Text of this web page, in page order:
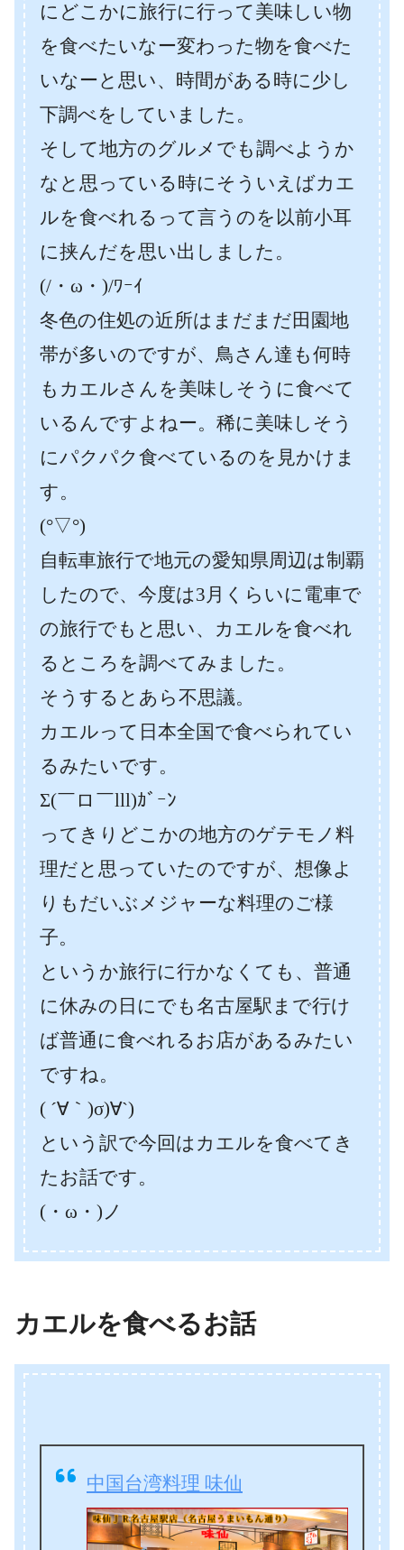
にどこかに旅行に行って美味しい物
を食べたいなー変わった物を食べた
いなーと思い、時間がある時に少し
下調べをしていました。
そして地方のグルメでも調べようか
なと思っている時にそういえばカエ
ルを食べれるって言うのを以前小耳
に挟んだを思い出しました。
(/・ω・)/ﾜｰｲ
冬色の住処の近所はまだまだ田園地
帯が多いのですが、鳥さん達も何時
もカエルさんを美味しそうに食べて
いるんですよねー。稀に美味しそう
にパクパク食べているのを見かけま
す。
(°▽°)
自転車旅行で地元の愛知県周辺は制覇
したので、今度は3月くらいに電車で
の旅行でもと思い、カエルを食べれ
るところを調べてみました。
そうするとあら不思議。
カエルって日本全国で食べられてい
るみたいです。
Σ(￣ロ￣lll)ｶﾞｰﾝ
ってきりどこかの地方のゲテモノ料
理だと思っていたのですが、想像よ
りもだいぶメジャーな料理のご様
子。
というか旅行に行かなくても、普通
に休みの日にでも名古屋駅まで行け
ば普通に食べれるお店があるみたい
ですね。
( ´∀｀)σ)∀`)
という訳で今回はカエルを食べてき
たお話です。
(・ω・)ノ
カエルを食べるお話
中国台湾料理 味仙